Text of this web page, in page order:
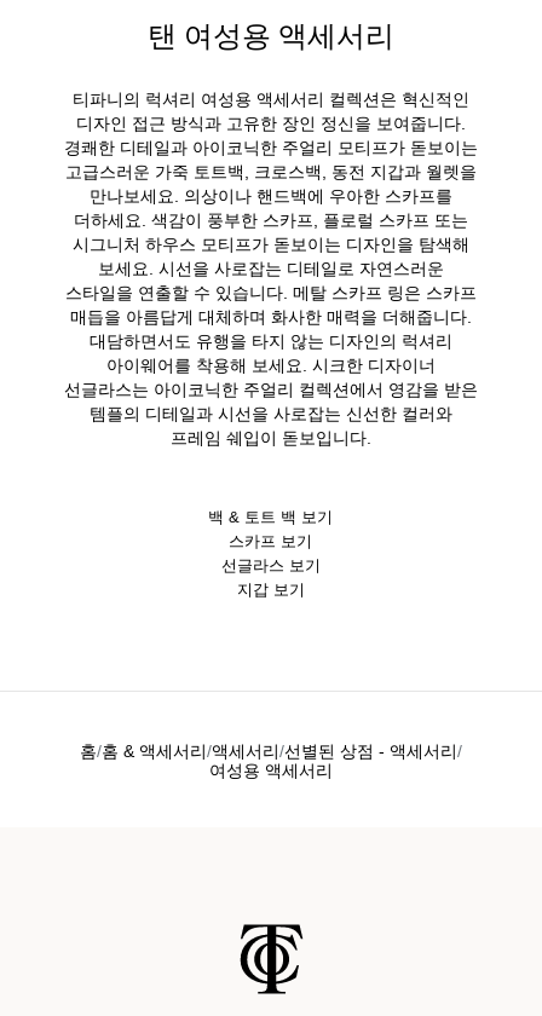
탠 여성용 액세서리
티파니의 럭셔리 여성용 액세서리 컬렉션은 혁신적인
디자인 접근 방식과 고유한 장인 정신을 보여줍니다.
경쾌한 디테일과 아이코닉한 주얼리 모티프가 돋보이는
고급스러운 가죽 토트백, 크로스백, 동전 지갑과 월렛을
만나보세요. 의상이나 핸드백에 우아한 스카프를
더하세요. 색감이 풍부한 스카프, 플로럴 스카프 또는
시그니처 하우스 모티프가 돋보이는 디자인을 탐색해
보세요. 시선을 사로잡는 디테일로 자연스러운
스타일을 연출할 수 있습니다. 메탈 스카프 링은 스카프
매듭을 아름답게 대체하며 화사한 매력을 더해줍니다.
대담하면서도 유행을 타지 않는 디자인의 럭셔리
아이웨어를 착용해 보세요. 시크한 디자이너
선글라스는 아이코닉한 주얼리 컬렉션에서 영감을 받은
템플의 디테일과 시선을 사로잡는 신선한 컬러와
프레임 쉐입이 돋보입니다.
백 & 토트 백 보기
스카프 보기
선글라스 보기
지갑 보기
홈 홈 & 액세서리 액세서리 선별된 상점 - 액세서리
여성용 액세서리